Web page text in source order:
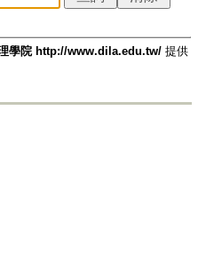
學院 http://www.dila.edu.tw/提供